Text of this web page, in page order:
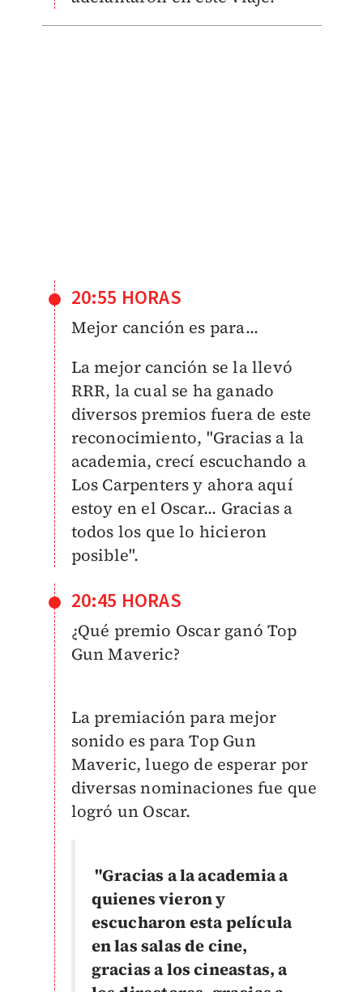
20:55 HORAS
Mejor canción es para...
La mejor canción se la llevó
RRR, la cual se ha ganado
diversos premios fuera de este
reconocimiento, "Gracias a la
academia, crecí escuchando a
Los Carpenters y ahora aquí
estoy en el Oscar... Gracias a
todos los que lo hicieron
posible".
20:45 HORAS
¿Qué premio Oscar ganó Top
Gun Maveric?
La premiación para mejor
sonido es para Top Gun
Maveric, luego de esperar por
diversas nominaciones fue que
logró un Oscar.
"Gracias a la academia a
quienes vieron y
escucharon esta película
en las salas de cine,
gracias a los cineastas, a